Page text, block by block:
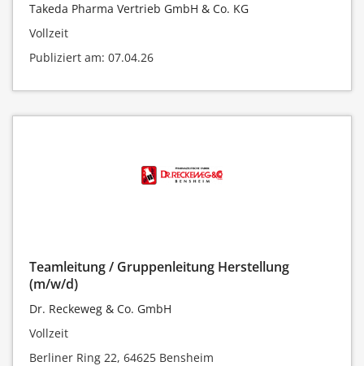
Takeda Pharma Vertrieb GmbH & Co. KG
Vollzeit
Publiziert am: 07.04.26
Teamleitung / Gruppenleitung Herstellung
(m/w/d)
Dr. Reckeweg & Co. GmbH
Vollzeit
Berliner Ring 22, 64625 Bensheim